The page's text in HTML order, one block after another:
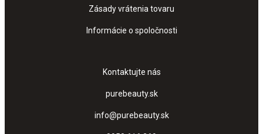
Zásady vrátenia tovaru
Informácie o spoločnosti
Kontaktujte nás
purebeauty.sk
info@purebeauty.sk